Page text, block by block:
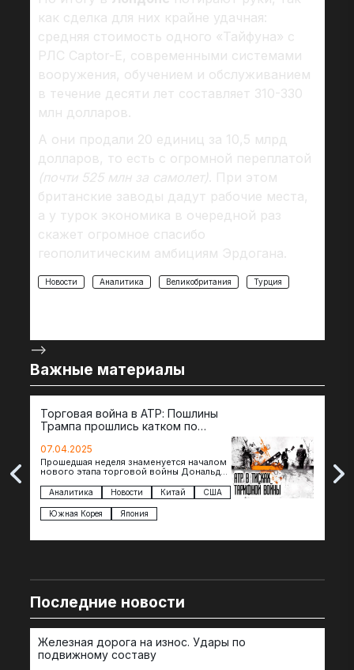
как сделка для них крайне удачная:
средняя стоимость одного «Тайфуна» с
РЛС Captor-E, современными системами
вооружения, обучением и обслуживанием
в течение десяти лет составляет 310-330
млн долларов.
А они продали 20 единиц за 10,5 млрд
долларов, то есть с огромной переплатой
(почти 525 млн за самолет). При этом
британские заводы дадут рабочие места,
а у турок экономика в очередной раз
скажет огромное спасибо
геополитическим амбициям Эрдогана.
Новости Аналитика Великобритания Турция
-->
Важные материалы
Торговая война в АТР: Пошлины
Трампа прошлись катком по
07.04.2025
Прошедшая неделя знаменуется началом
нового этапа торговой войны Дональда
импорта из более 100 стран…
Аналитика Новости Китай США
Южная Корея Япония
The
Последние новости
Железная дорога на износ. Удары по
подвижному составу